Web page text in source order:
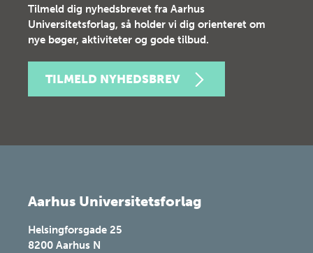
Tilmeld dig nyhedsbrevet fra Aarhus
Universitetsforlag, så holder vi dig orienteret om
nye bøger, aktiviteter og gode tilbud.
TILMELD NYHEDSBREV
Aarhus Universitetsforlag
Helsingforsgade 25
8200 Aarhus N